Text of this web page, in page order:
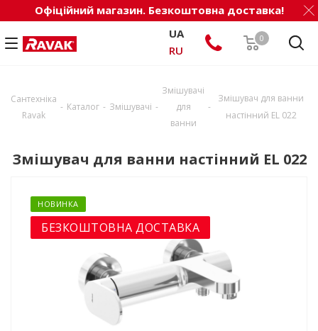
Офіційний магазин. Безкоштовна доставка!
0
UA
RU
Сантехніка
Ravak
- Каталог - Змішувачі -
Змішувачі
для
ванни
-
Змішувач для ванни
настінний EL 022
Змішувач для ванни настінний EL 022
НОВИНКА
БЕЗКОШТОВНА ДОСТАВКА